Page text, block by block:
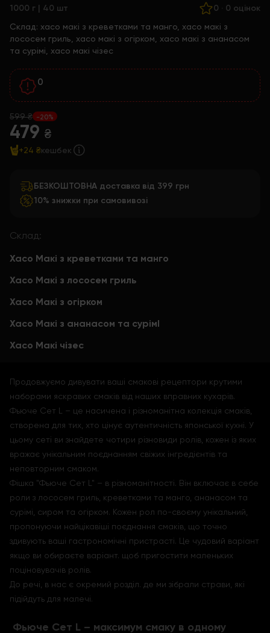
1000 г | 40 шт 0 · 0 оцінок
Склад: хасо макі з креветками та манго, хасо макі з
лососем гриль, хасо макі з огірком, хасо макі з ананасом
та сурімі, хасо макі чізес
0
599 ₴ -20%
479 ₴
+24 ₴кешбек
БЕЗКОШТОВНА доставка від 399 грн
10% знижки при самовивозі
Склад:
Хасо Макі з креветками та манго
Хасо Макі з лососем гриль
Хасо Макі з огірком
Хасо Макі з ананасом та сурімІ
Хасо Макі чізес
Продовжуємо дивувати ваші смакові рецептори крутими
наборами яскравих смаків від наших вправних кухарів.
Фьюче Сет L – це насичена і різноманітна колекція смаків,
створена для тих, хто цінує аутентичність японської кухні. У
цьому сеті ви знайдете чотири різновиди ролів, кожен із яких
вражає унікальним поєднанням свіжих інгредієнтів та
неповторним смаком.
Фішка "Фьюче Сет L" – в різноманітності. Він включає в себе
роли з лососем гриль, креветками та манго, ананасом та
сурімі, сиром та огірком. Кожен рол по-своєму унікальний,
пропонуючи найцікавіші поєднання смаків, що точно
здивують ваші гастрономічні пристрасті. Це чудовий варіант
якщо ви обираєте варіант. щоб пригостити маленьких
поціновувачів ролів.
До речі, в нас є окремий розділ. де ми зібрали страви, які
підійдуть для малечі.
Фьюче Сет L – максимум смаку в одному